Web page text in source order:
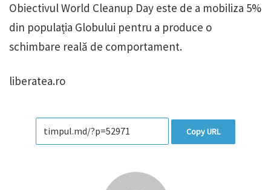
Obiectivul World Cleanup Day este de a mobiliza 5%
din populația Globului pentru a produce o
schimbare reală de comportament.
liberatea.ro
Copy URL